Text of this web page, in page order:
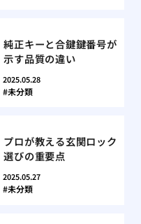
純正キーと合鍵鍵番号が
示す品質の違い
2025.05.28
未分類
プロが教える玄関ロック
選びの重要点
2025.05.27
未分類